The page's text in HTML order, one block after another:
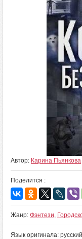
Автор: Карина Пьянкова
Поделится :
Жанр: Фэнтези,
Язык оригинала: русский